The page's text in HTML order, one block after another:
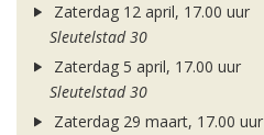
Zaterdag 12 april, 17.00 uur
Sleutelstad 30
Zaterdag 5 april, 17.00 uur
Sleutelstad 30
Zaterdag 29 maart, 17.00 uur